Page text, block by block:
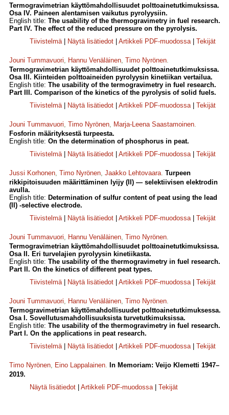
Termogravimetrian käyttömahdollisuudet polttoainetutkimuksissa.
Osa IV. Paineen alentamisen vaikutus pyrolyysiin.
English title: The usability of the thermogravimetry in fuel research.
Part IV. The effect of the reduced pressure on the pyrolysis.
Tiivistelmä| Näytä lisätiedot Artikkeli PDF-muodossa| Tekijät
Jouni Tummavuori, Hannu Venäläinen, Timo Nyrönen.
Termogravimetrian käyttömahdollisuudet polttoainetutkimuksissa.
Osa III. Kiinteiden polttoaineiden pyrolyysin kinetiikan vertailua.
English title: The usability of the termogravimetry in fuel research.
Part III. Comparison of the kinetics of the pyrolysis of solid fuels.
Tiivistelmä| Näytä lisätiedot Artikkeli PDF-muodossa| Tekijät
Jouni Tummavuori, Timo Nyrönen, Marja-Leena Saastamoinen.
Fosforin määrityksestä turpeesta.
English title: On the determination of phosphorus in peat.
Tiivistelmä| Näytä lisätiedot Artikkeli PDF-muodossa| Tekijät
Jussi Korhonen, Timo Nyrönen, Jaakko Lehtovaara. Turpeen
rikkipitoisuuden määrittäminen lyijy (II) — selektiivisen elektrodin
avulla.
English title: Determination of sulfur content of peat using the lead
(II) -selective electrode.
Tiivistelmä| Näytä lisätiedot Artikkeli PDF-muodossa| Tekijät
Jouni Tummavuori, Hannu Venäläinen, Timo Nyrönen.
Termogravimetrian käyttömahdollisuudet polttoainetutkimuksissa.
Osa II. Eri turvelajien pyrolyysin kinetiikasta.
English title: The usability of the thermogravimetry in fuel research.
Part II. On the kinetics of different peat types.
Tiivistelmä| Näytä lisätiedot Artikkeli PDF-muodossa| Tekijät
Jouni Tummavuori, Hannu Venäläinen, Timo Nyrönen.
Termogravimetrian käyttömahdollisuudet polttoainetutkimuksessa.
Osa I. Sovellutusmahdollisuuksista turvetutkimuksissa.
English title: The usability of the thermogravimetry in fuel research.
Part I. On the applications in peat research.
Tiivistelmä| Näytä lisätiedot Artikkeli PDF-muodossa| Tekijät
Timo Nyrönen, Eino Lappalainen. In Memoriam: Veijo Klemetti 1947–
2019.
Näytä lisätiedot
Artikkeli PDF-muodossa| Tekijät